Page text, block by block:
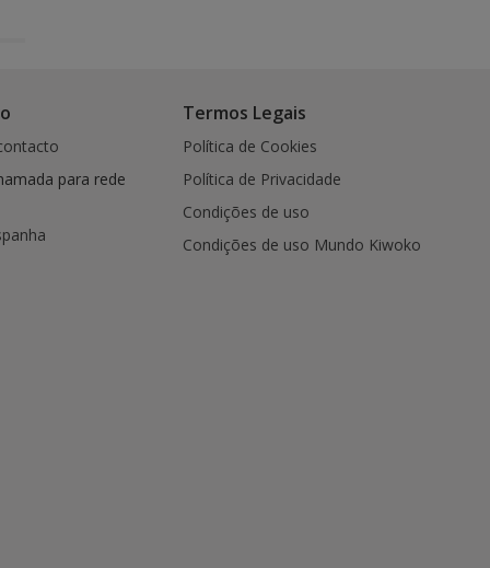
para rede
Termos Legais
Política de Cookies
Política de Privacidade
Condições de uso
Condições de uso Mundo Kiwoko